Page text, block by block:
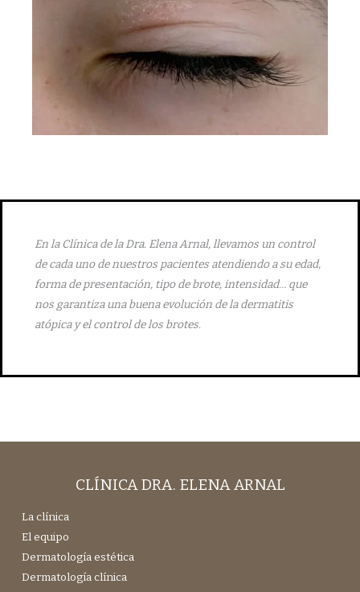
En la Clínica de la Dra. Elena Arnal, llevamos un control
de cada uno de nuestros pacientes atendiendo a su edad,
forma de presentación, tipo de brote, intensidad… que
nos garantiza una buena evolución de la dermatitis
atópica y el control de los brotes.
CLÍNICA DRA. ELENA ARNAL
La clínica
El equipo
Dermatología estética
Dermatología clínica